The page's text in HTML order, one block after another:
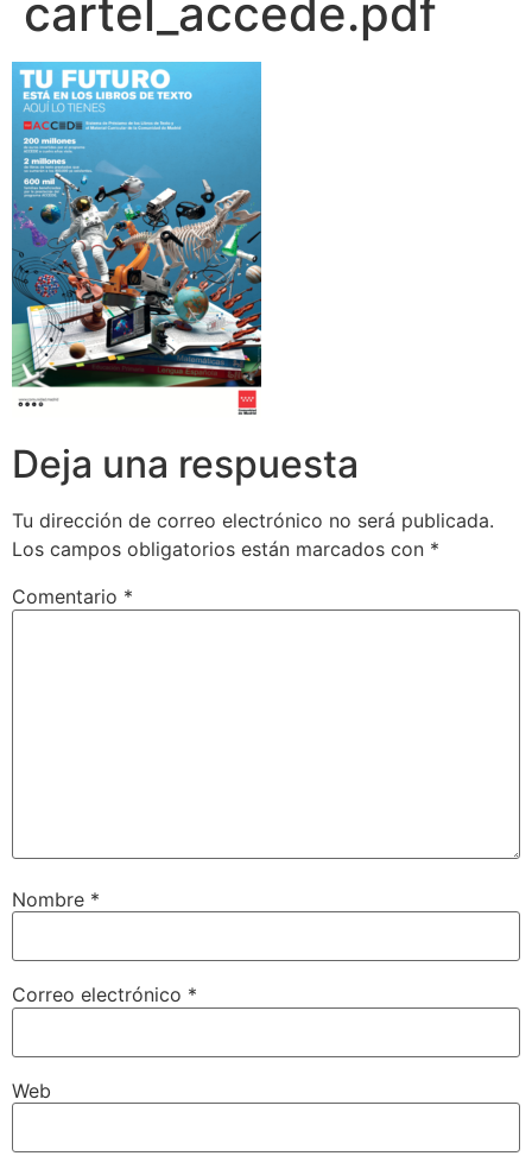
cartel_accede.pdf
Deja una respuesta
Tu dirección de correo electrónico no será publicada.
Los campos obligatorios están marcados con *
Comentario *
Nombre *
Correo electrónico *
Web